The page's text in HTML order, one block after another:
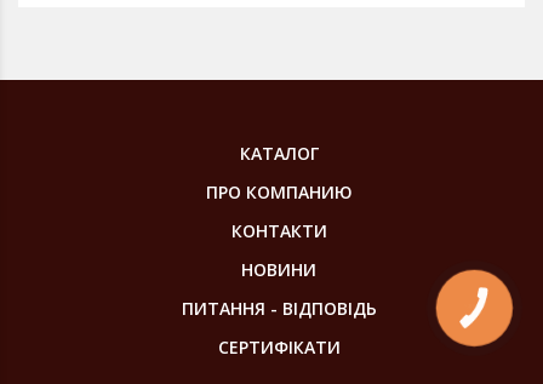
КАТАЛОГ
ПРО КОМПАНИЮ
КОНТАКТИ
НОВИНИ
ПИТАННЯ - ВІДПОВІДЬ
СЕРТИФІКАТИ
КНОПКА
ЗВ'ЯЗКУ